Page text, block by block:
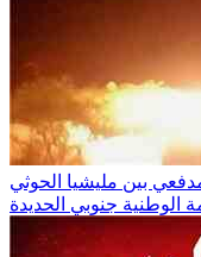
بين مليشيا الحوثي